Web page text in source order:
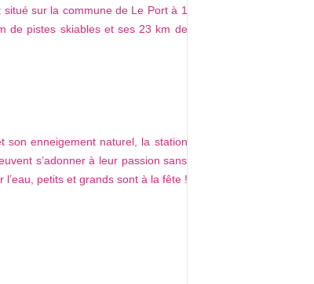
sur la commune de Le Port à 1
de pistes skiables et ses 23 km de
son enneigement naturel, la station
s’adonner à leur passion sans
petits et grands sont à la fête !